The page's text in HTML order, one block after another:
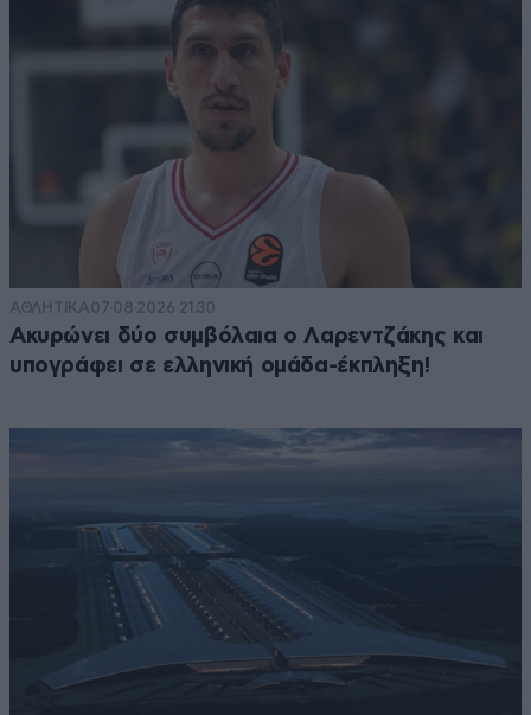
ΑΘΛΗΤΙΚΑ07·08·2026 21:30
Ακυρώνει δύο συμβόλαια ο Λαρεντζάκης και
υπογράφει σε ελληνική ομάδα-έκπληξη!